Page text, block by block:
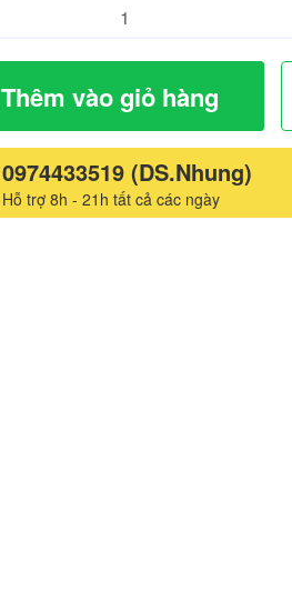
Thêm vào giỏ hàng
0974433519 (DS.Nhung)
Hỗ trợ 8h - 21h tất cả các ngày